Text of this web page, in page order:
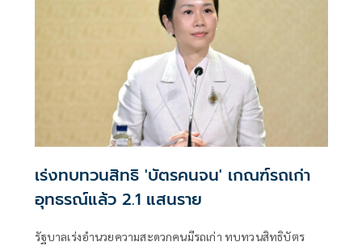
เร่งทบทวนสิทธิ 'บัตรคนจน' เกณฑ์รถเก่า
อุทธรณ์แล้ว 2.1 แสนราย
รัฐบาลเร่งอำนวยความสะดวกคนมีรถเก่า ทบทวนสิทธิบัตร